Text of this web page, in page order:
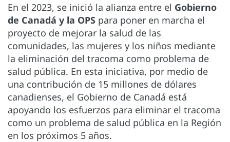
En el 2023, se inició la alianza entre el Gobierno
de Canadá y la OPS para poner en marcha el
proyecto de mejorar la salud de las
comunidades, las mujeres y los niños mediante
la eliminación del tracoma como problema de
salud pública. En esta iniciativa, por medio de
una contribución de 15 millones de dólares
canadienses, el Gobierno de Canadá está
apoyando los esfuerzos para eliminar el tracoma
como un problema de salud pública en la Región
en los próximos 5 años.